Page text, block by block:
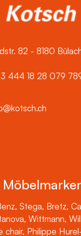
82 - 8180
444 18 28 079
Stega, Bretz,
Wittmann,
chair, Philippe